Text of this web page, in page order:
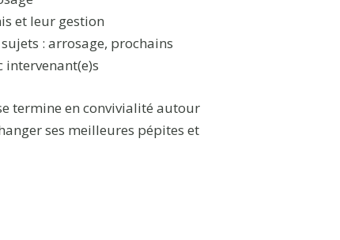
et leur gestion
: arrosage, prochains
termine en convivialité autour
ses meilleures pépites et